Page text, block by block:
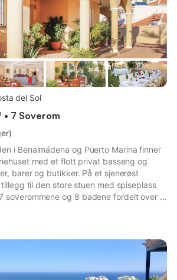
del Sol
• 7 Soverom
)
i Benalmádena og Puerto Marina finner
med et flott privat basseng og
barer og butikker. På et sjenerøst
til den store stuen med spiseplass
soverommene og 8 badene fordelt over 2
hver sesong med klimaanlegg og
og ta dagsturer med hele familien til